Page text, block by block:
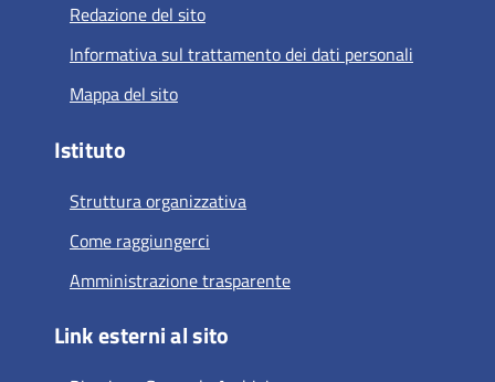
Redazione del sito
Informativa sul trattamento dei dati personali
Mappa del sito
Istituto
Struttura organizzativa
Come raggiungerci
Amministrazione trasparente
Link esterni al sito